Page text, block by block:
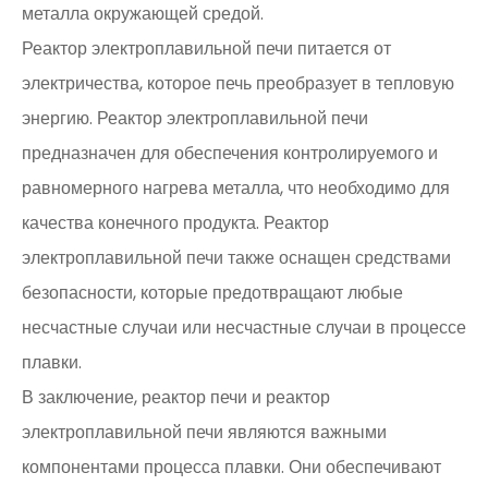
металла окружающей средой.
Реактор электроплавильной печи питается от
электричества, которое печь преобразует в тепловую
энергию. Реактор электроплавильной печи
предназначен для обеспечения контролируемого и
равномерного нагрева металла, что необходимо для
качества конечного продукта. Реактор
электроплавильной печи также оснащен средствами
безопасности, которые предотвращают любые
несчастные случаи или несчастные случаи в процессе
плавки.
В заключение, реактор печи и реактор
электроплавильной печи являются важными
компонентами процесса плавки. Они обеспечивают